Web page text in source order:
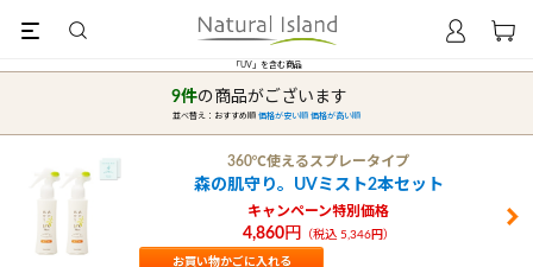
9件の商品
並べ替え：